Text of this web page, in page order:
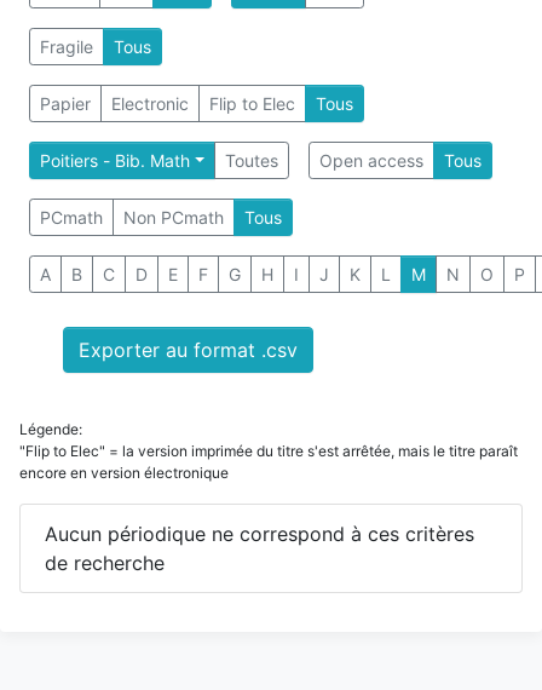
Fragile Tous
Papier Electronic Flip to Elec Tous
Poitiers - Bib. Math Toutes Open access Tous
PCmath Non PCmath Tous
A B C D E F G H I J K L M N O P
Exporter au format .csv
Légende:
"Flip to Elec" = la version imprimée du titre s'est arrêtée, mais le titre paraît
encore en version électronique
Aucun périodique ne correspond à ces critères
de recherche